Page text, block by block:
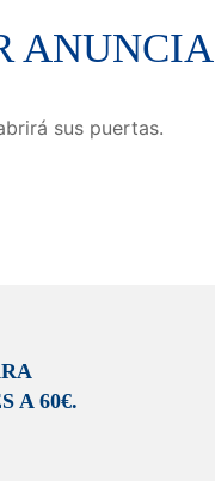
sus puertas.
A 60€.